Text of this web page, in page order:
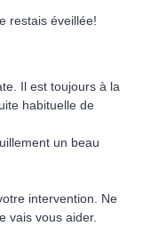
restais éveillée!
Il est toujours à la
habituelle de
un beau
intervention. Ne
vais vous aider.